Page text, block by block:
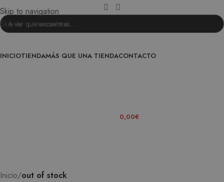
Skip to navigation
Skip to main content
INICIOTIENDAMÁS QUE UNA TIENDACONTACTO
0,00€
Inicio out of stock